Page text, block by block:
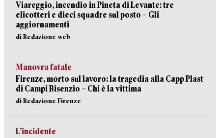
Viareggio, incendio in Pineta di Levante: tre
elicotteri e dieci squadre sul posto – Gli
aggiornamenti
di Redazione web
Manovra fatale
Firenze, morto sul lavoro: la tragedia alla Capp Plast
di Campi Bisenzio – Chi è la vittima
di Redazione Firenze
L’incidente